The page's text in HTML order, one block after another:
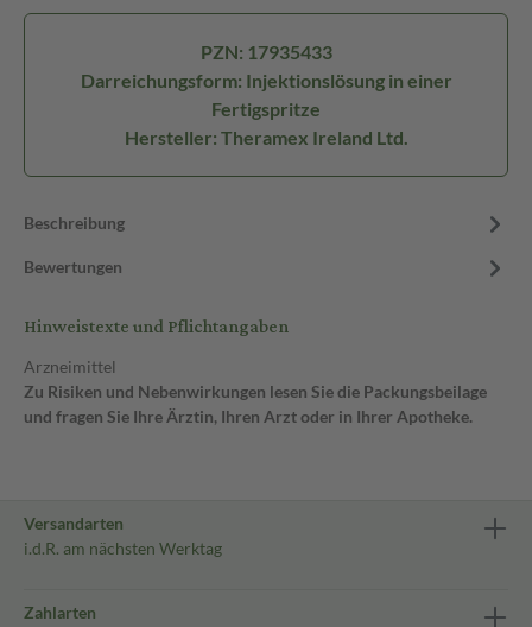
PZN: 17935433
Darreichungsform: Injektionslösung in einer
Fertigspritze
Hersteller: Theramex Ireland Ltd.
Beschreibung
Bewertungen
Hinweistexte und Pflichtangaben
Arzneimittel
Zu Risiken und Nebenwirkungen lesen Sie die Packungsbeilage
und fragen Sie Ihre Ärztin, Ihren Arzt oder in Ihrer Apotheke.
Versandarten
i.d.R. am nächsten Werktag
Zahlarten